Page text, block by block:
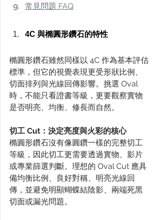
常見問題 FAQ
4C 與橢圓形鑽石的特性
橢圓形鑽石雖然同樣以 4C 作為基本評估
標準，但它的視覺表現更受形狀比例、
切面排列與光線回傳影響。挑選 Oval
時，不能只看證書等級，更要觀察實物
是否明亮、均衡、修長而自然。
切工 Cut：決定亮度與火彩的核心
橢圓形鑽石沒有像圓鑽一樣的完整切工
等級，因此切工更需要透過實物、影片
或專業篩選判斷。理想的 Oval Cut 應具
備均衡比例、良好對稱、明亮光線回
傳，並避免明顯蝴蝶結陰影、兩端死黑
切面或漏光問題。